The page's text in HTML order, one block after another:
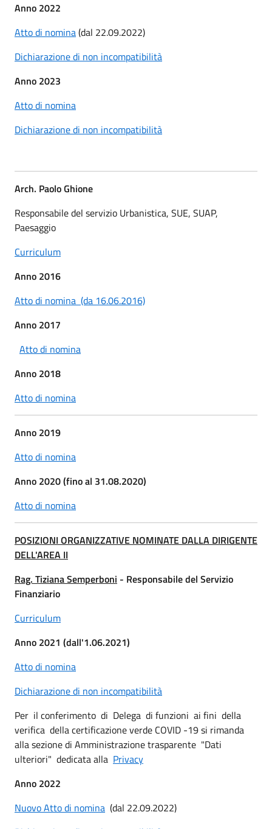
Anno 2022
Atto di nomina(dal 22.09.2022)
Dichiarazione di non incompatibilità
Anno 2023
Atto di nomina
Dichiarazione di non incompatibilità
Arch. Paolo Ghione
Responsabile del servizio Urbanistica, SUE, SUAP,
Paesaggio
Curriculum
Anno 2016
Atto di nomina (da 16.06.2016)
Anno 2017
Atto di nomina
Anno 2018
Atto di nomina
Anno 2019
Atto di nomina
Anno 2020 (fino al 31.08.2020)
Atto di nomina
POSIZIONI ORGANIZZATIVE NOMINATE DALLA DIRIGENTE
DELL'AREA II
Rag. Tiziana Semperboni - Responsabile del Servizio
Finanziario
Curriculum
Anno 2021 (dall'1.06.2021)
Atto di nomina
Dichiarazione di non incompatibilità
Per il conferimento di Delega di funzioni ai fini della
verifica della certificazione verde COVID -19 si rimanda
alla sezione di Amministrazione trasparente "Dati
ulteriori" dedicata alla Privacy
Anno 2022
Nuovo Atto di nomina (dal 22.09.2022)